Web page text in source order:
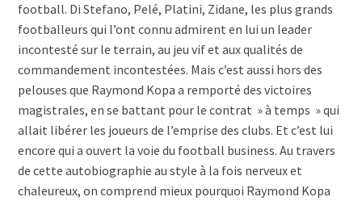
football. Di Stefano, Pelé, Platini, Zidane, les plus grands
footballeurs qui l’ont connu admirent en lui un leader
incontesté sur le terrain, au jeu vif et aux qualités de
commandement incontestées. Mais c’est aussi hors des
pelouses que Raymond Kopa a remporté des victoires
magistrales, en se battant pour le contrat » à temps » qui
allait libérer les joueurs de l’emprise des clubs. Et c’est lui
encore qui a ouvert la voie du football business. Au travers
de cette autobiographie au style à la fois nerveux et
chaleureux, on comprend mieux pourquoi Raymond Kopa